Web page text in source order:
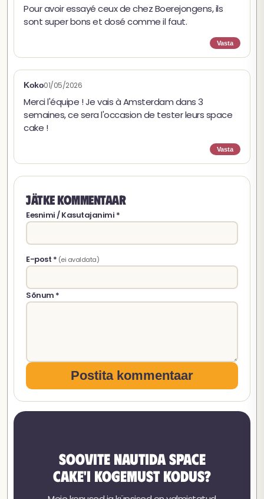
Pour avoir essayé ceux de chez Boerejongens, ils
sont super bons et dosé comme il faut.
Vasta
Koko01/05/2026
Merci l'équipe ! Je vais à Amsterdam dans 3
semaines, ce sera l'occasion de tester leurs space
cake !
Vasta
Jätke kommentaar
Eesnimi / Kasutajanimi *
E-post * (ei avaldata)
Sõnum *
Postita kommentaar
Soovite nautida Space
Cake'i kogemust kodus?